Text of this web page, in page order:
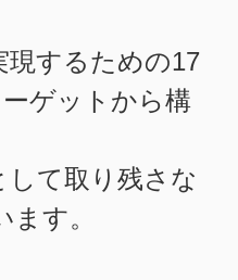
現するための17
ゲットから構
して取り残さな
す。